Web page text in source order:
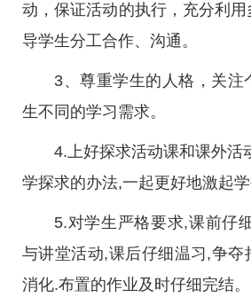
动，保证活动的执行，充分利用
导学生分工合作、沟通。
3、尊重学生的人格，关注
生不同的学习需求。
4.上好探求活动课和课外活
学探求的办法,一起更好地激起学
5.对学生严格要求,课前仔
与讲堂活动,课后仔细温习,争夺
消化.布置的作业及时仔细完结。